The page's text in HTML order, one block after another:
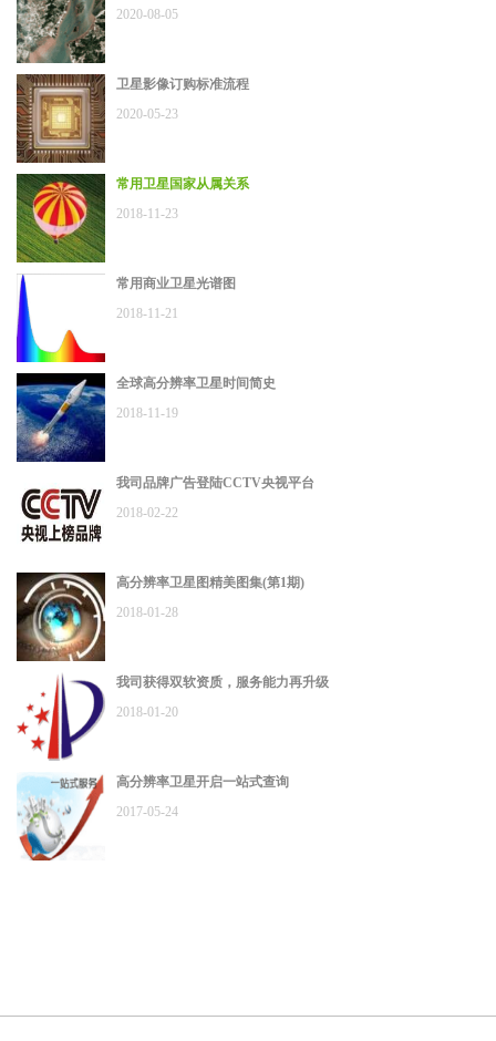
2020-08-05
卫星影像订购标准流程
2020-05-23
常用卫星国家从属关系
2018-11-23
常用商业卫星光谱图
2018-11-21
全球高分辨率卫星时间简史
2018-11-19
我司品牌广告登陆CCTV央视平台
2018-02-22
高分辨率卫星图精美图集(第1期)
2018-01-28
我司获得双软资质，服务能力再升级
2018-01-20
高分辨率卫星开启一站式查询
2017-05-24